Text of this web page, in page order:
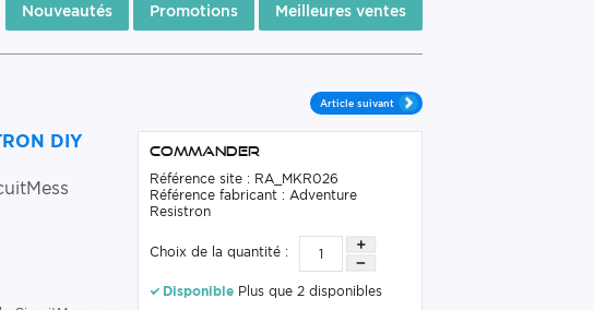
Nouveautés Promotions Meilleures ventes
Article suivant
DIY
Commander
Référence site : RA_MKR026
Référence fabricant : Adventure
Resistron
Choix de la quantité :
Disponible Plus que 2 disponibles